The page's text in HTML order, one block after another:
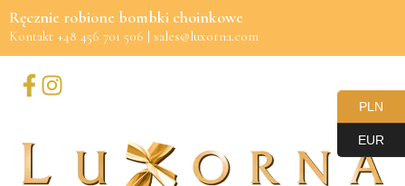
treści
Ręcznie robione bombki choinkowe
Kontakt +48 456 701 506 | sales@luxorna.com
PLN
EUR